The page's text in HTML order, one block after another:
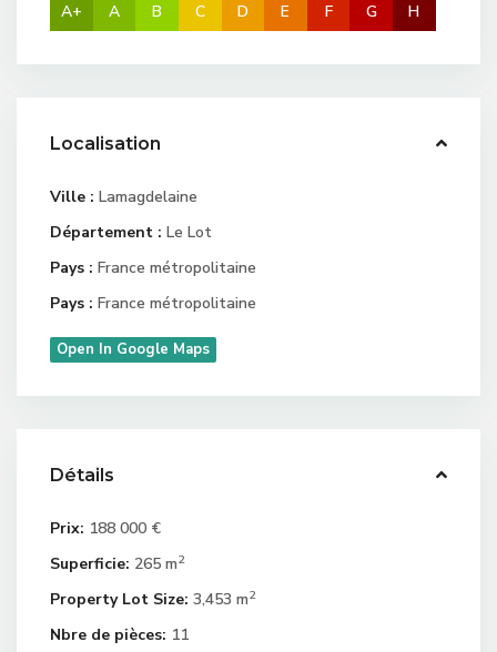
A+ A B C D E F G H
Localisation
Ville : Lamagdelaine
Département : Le Lot
Pays : France métropolitaine
Pays : France métropolitaine
Open In Google Maps
Détails
Prix: 188 000 €
Superficie: 265 m2
Property Lot Size: 3,453 m2
Nbre de pièces: 11